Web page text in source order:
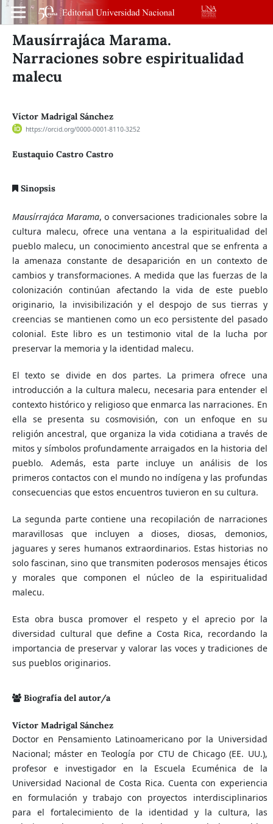
Mausírrajáca Marama.
Narraciones sobre espiritualidad
malecu
Víctor Madrigal Sánchez
https://orcid.org/0000-0001-8110-3252
Eustaquio Castro Castro
Sinopsis
Mausírrajáca Marama, o conversaciones tradicionales sobre la
cultura malecu, ofrece una ventana a la espiritualidad del
pueblo malecu, un conocimiento ancestral que se enfrenta a
la amenaza constante de desaparición en un contexto de
cambios y transformaciones. A medida que las fuerzas de la
colonización continúan afectando la vida de este pueblo
originario, la invisibilización y el despojo de sus tierras y
creencias se mantienen como un eco persistente del pasado
colonial. Este libro es un testimonio vital de la lucha por
preservar la memoria y la identidad malecu.
El texto se divide en dos partes. La primera ofrece una
introducción a la cultura malecu, necesaria para entender el
contexto histórico y religioso que enmarca las narraciones. En
ella se presenta su cosmovisión, con un enfoque en su
religión ancestral, que organiza la vida cotidiana a través de
mitos y símbolos profundamente arraigados en la historia del
pueblo. Además, esta parte incluye un análisis de los
primeros contactos con el mundo no indígena y las profundas
consecuencias que estos encuentros tuvieron en su cultura.
La segunda parte contiene una recopilación de narraciones
maravillosas que incluyen a dioses, diosas, demonios,
jaguares y seres humanos extraordinarios. Estas historias no
solo fascinan, sino que transmiten poderosos mensajes éticos
y morales que componen el núcleo de la espiritualidad
malecu.
Esta obra busca promover el respeto y el aprecio por la
diversidad cultural que define a Costa Rica, recordando la
importancia de preservar y valorar las voces y tradiciones de
sus pueblos originarios.
Biografía del autor/a
Víctor Madrigal Sánchez
Doctor en Pensamiento Latinoamericano por la Universidad
Nacional; máster en Teología por CTU de Chicago (EE. UU.),
profesor e investigador en la Escuela Ecuménica de la
Universidad Nacional de Costa Rica. Cuenta con experiencia
en formulación y trabajo con proyectos interdisciplinarios
para el fortalecimiento de la identidad y la cultura, las